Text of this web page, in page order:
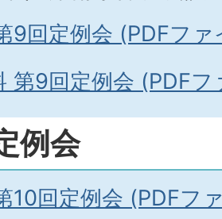
9回定例会 (PDFフ
第9回定例会 (PDF
例会
10回定例会 (PDFフ